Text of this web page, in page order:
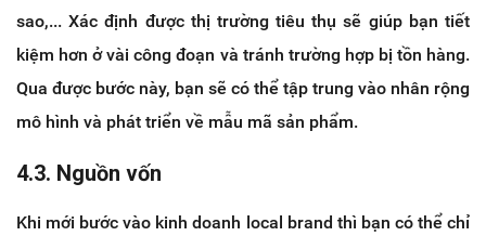
sao,... Xác định được thị trường tiêu thụ sẽ giúp bạn tiết
kiệm hơn ở vài công đoạn và tránh trường hợp bị tồn hàng.
Qua được bước này, bạn sẽ có thể tập trung vào nhân rộng
mô hình và phát triển về mẫu mã sản phẩm.
4.3. Nguồn vốn
Khi mới bước vào kinh doanh local brand thì bạn có thể chỉ